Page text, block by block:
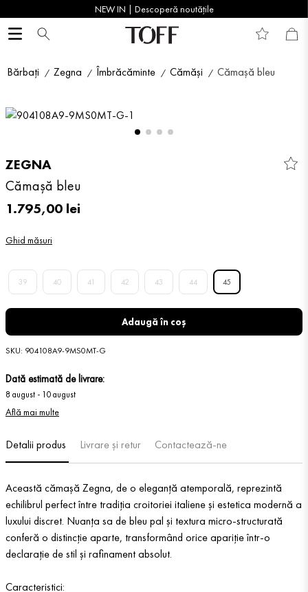
NEW IN | Descoperă noutățile
Bărbați Zegna Îmbrăcăminte Cămăși Cămașă bleu
ZEGNA
Cămașă bleu
1.795,00 lei
Ghid măsuri
39 40 41 42 43 44 45
Adaugă în coș
SKU: 904108A9-9MS0MT-G
Dată estimată de livrare:
8 august - 10 august
Află mai multe
Detalii produs Livrare și retur Contactează-ne
Această cămașă Zegna, de o eleganță atemporală, reprezintă
echilibrul perfect între tradiția croitoriei italiene și estetica modernă a
luxului discret. Nuanța sa de bleu pal și textura micro-structurată
conferă o distincție aparte, transformând orice apariție într-o
declarație de stil și rafinament absolut.
Caracteristici: